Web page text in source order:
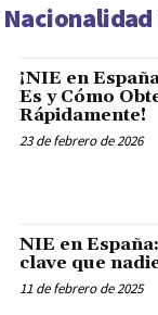
¡NIE en
Es y Cómo
Rápidamente!
23 de febrero de 2026
NIE en
clave que
11 de febrero de 2025